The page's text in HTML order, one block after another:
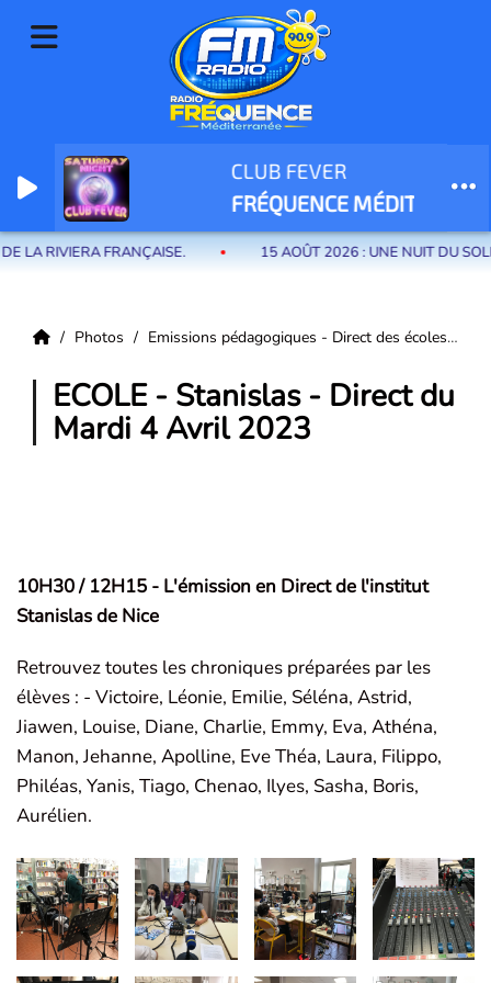
Radio Fréquence Méditerranée la radio de menton et des communes de
la riviera française
CLUB FEVER
FRÉQUENCE
RIVIERA FRANÇAISE. 15 AOÛT 2026 : UNE NUIT DU
Photos Emissions pédagogiques - Direct des écoles
ECOLE - Stanislas - Direct du
Mardi 4 Avril 2023
10H30 / 12H15 - L'émission en Direct de l'institut
Stanislas de Nice
Retrouvez toutes les chroniques préparées par les
élèves : - Victoire, Léonie, Emilie, Séléna, Astrid,
Jiawen, Louise, Diane, Charlie, Emmy, Eva, Athéna,
Manon, Jehanne, Apolline, Eve Théa, Laura, Filippo,
Philéas, Yanis, Tiago, Chenao, Ilyes, Sasha, Boris,
Aurélien.